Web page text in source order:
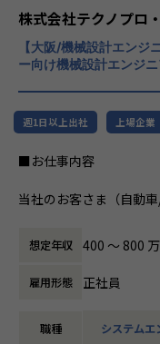
程プロジ
者集団と
ニアが生
行ってい
株式会社テクノプロ
【大阪/機械設計エンジ
ー向け機械設計エンジ
週1日以上出社 上場企業
■お仕事内容
当社のお客さま（自動
を用いた製品・装置等
の開発業務に従事してい
例えば、、、
・【医療機器】樹脂成
想定年収 400 〜 800
雇用形態 正社員
職種 システムエ